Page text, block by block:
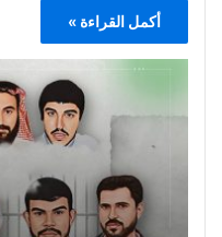
أكمل القراءة »